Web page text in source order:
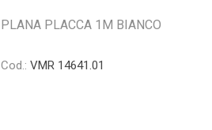
PLANA PLACCA 1M BIANCO
Cod.: VMR 14641.01